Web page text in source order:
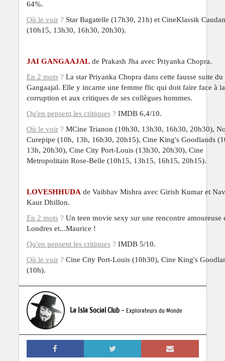
64%.
Où le voir? Star Bagatelle (17h30, 21h) et CineKlassik Caudan
(10h15, 13h30, 16h30, 20h30).
JAI GANGAAJAL de Prakash Jha avec Priyanka Chopra.
En 2 mots? La star Priyanka Chopra dans cette fausse suite
Gangaajal. Elle y incarne une femme flic qui doit faire face à la
corruption et aux critiques de ses collègues hommes.
Qu'en pensentles critiques ? IMDB 6,4/10.
Où le voir? MCine Trianon (10h30, 13h30, 16h30, 20h30),
Curepipe (10h, 13h, 16h30, 20h15), Cine King's Goodlands
13h, 20h30), Cine City Port-Louis (13h30, 20h30), Cine
Metropolitain Rose-Belle (10h15, 13h15, 16h15, 20h15).
LOVESHHUDA de Vaibhav Mishra avec Girish Kumar et
Kaur Dhillon.
En 2 mots? Un teen movie sexy sur une rencontre amoureuse
Londres et...Maurice !
Qu'en pensentles critiques ? IMDB 5/10.
Où le voir? Cine City Port-Louis (10h30), Cine King's
(10h).
La Isla Social Club - Explorateurs du Monde